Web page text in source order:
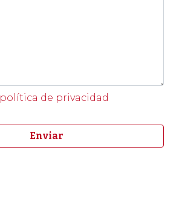
política de privacidad